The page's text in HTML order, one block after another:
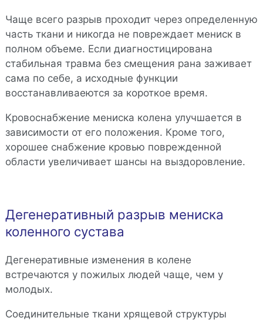
Чаще всего разрыв проходит через определенную
часть ткани и никогда не повреждает мениск в
полном объеме. Если диагностицирована
стабильная травма без смещения рана заживает
сама по себе, а исходные функции
восстанавливаеются за короткое время.
Кровоснабжение мениска колена улучшается в
зависимости от его положения. Кроме того,
хорошее снабжение кровью поврежденной
области увеличивает шансы на выздоровление.
Дегенеративный разрыв мениска
коленного сустава
Дегенеративные изменения в колене
встречаются у пожилых людей чаще, чем у
молодых.
Соединительные ткани хрящевой структуры